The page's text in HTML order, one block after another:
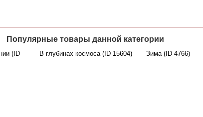
Популярные товары данной категории
(ID
В глубинах космоса (ID 15604) Зима (ID 4766)